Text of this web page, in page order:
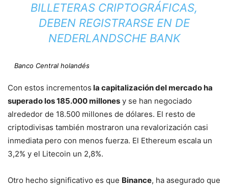
BILLETERAS CRIPTOGRÁFICAS,
DEBEN REGISTRARSE EN DE
NEDERLANDSCHE BANK
Banco Central holandés
Con estos incrementos la capitalización del mercado ha
superado los 185.000 millones y se han negociado
alrededor de 18.500 millones de dólares. El resto de
criptodivisas también mostraron una revalorización casi
inmediata pero con menos fuerza. El Ethereum escala un
3,2% y el Litecoin un 2,8%.
Otro hecho significativo es que Binance, ha asegurado que